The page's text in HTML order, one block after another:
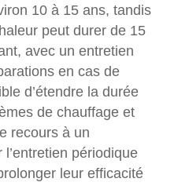
10 à 15 ans, tandis
peut durer de 15
avec un entretien
en cas de
d’étendre la durée
de chauffage et
recours à un
périodique
leur efficacité